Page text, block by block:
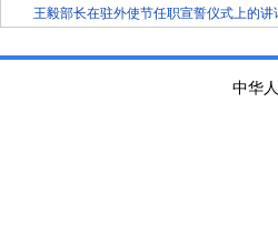
王毅部长在驻外使节任职宣誓仪式上的讲
中华